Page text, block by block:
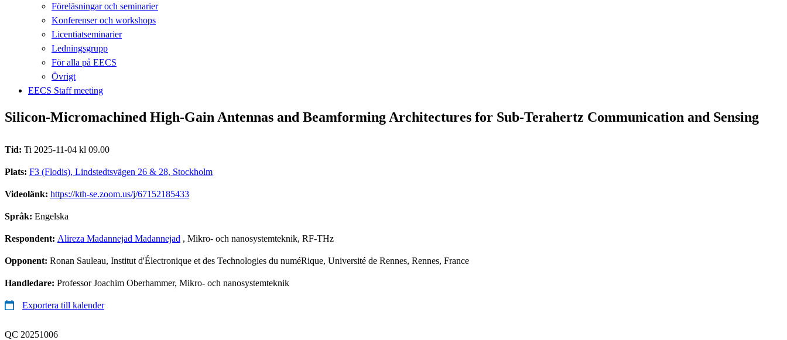
Föreläsningar och seminarier
Konferenser och workshops
Licentiatseminarier
Ledningsgrupp
För alla på EECS
Övrigt
EECS Staff meeting
Silicon-Micromachined High-Gain Antennas and Beamforming Architectures for Sub-Terahertz Communication and Sensing
Tid: Ti 2025-11-04 kl 09.00
Plats: F3 (Flodis), Lindstedtsvägen 26 & 28, Stockholm
Videolänk: https://kth-se.zoom.us/j/67152185433
Språk: Engelska
Respondent: Alireza Madannejad Madannejad , Mikro- och nanosystemteknik, RF-THz
Opponent: Ronan Sauleau, Institut d'Électronique et des Technologies du numéRique, Université de Rennes, Rennes, France
Handledare: Professor Joachim Oberhammer, Mikro- och nanosystemteknik
Exportera till kalender
QC 20251006